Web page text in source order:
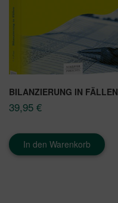
BILANZIERUNG IN FÄLLEN
39,95 €
In den Warenkorb